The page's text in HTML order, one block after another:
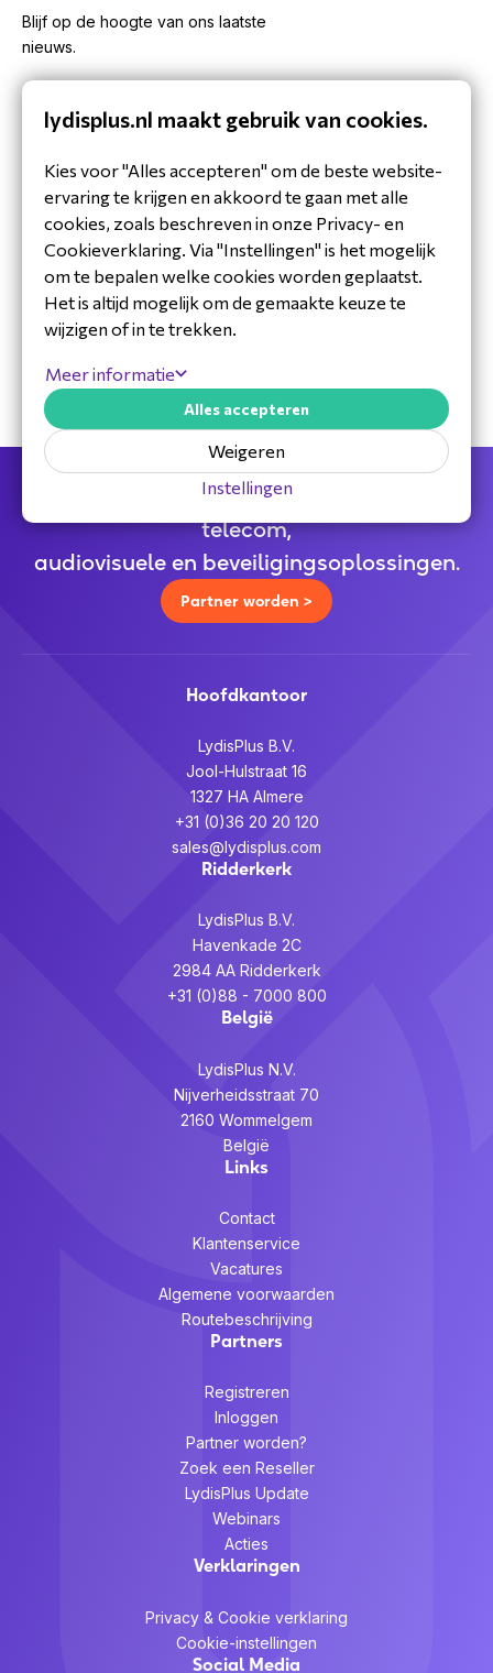
Blijf op de hoogte van ons laatste
nieuws.
30 jaar ervaring in de branche
Toegewijd Nederlands service- en
ondersteuningsteam
Specialistische distributeur
Jouw full service distributeur voor alle
telecom,
audiovisuele en beveiligingsoplossingen.
Partner worden >
Hoofdkantoor
LydisPlus B.V.
Jool-Hulstraat 16
1327 HA Almere
+31 (0)36 20 20 120
sales@lydisplus.com
Ridderkerk
LydisPlus B.V.
Havenkade 2C
2984 AA Ridderkerk
+31 (0)88 - 7000 800
België
LydisPlus N.V.
Nijverheidsstraat 70
2160 Wommelgem
België
Links
Contact
Klantenservice
Vacatures
Algemene voorwaarden
Routebeschrijving
Partners
Registreren
Inloggen
Partner worden?
Zoek een Reseller
LydisPlus Update
Webinars
Acties
Verklaringen
Privacy & Cookie verklaring
Cookie-instellingen
Social Media
lydisplus.nl maakt gebruik van cookies.
Kies voor "Alles accepteren" om de beste website-
ervaring te krijgen en akkoord te gaan met alle
cookies, zoals beschreven in onze Privacy- en
Cookieverklaring. Via "Instellingen" is het mogelijk
om te bepalen welke cookies worden geplaatst.
Het is altijd mogelijk om de gemaakte keuze te
wijzigen of in te trekken.
Meer informatie
Instellingen
Weigeren
Alles accepteren